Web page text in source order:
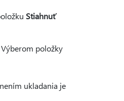
Stiahnuť
položky
ukladania je